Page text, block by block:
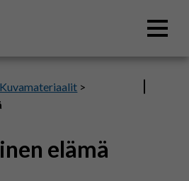
Kuvamateriaalit >
elämä